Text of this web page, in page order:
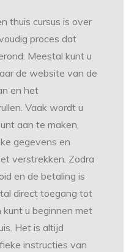
thuis cursus is over
proces dat
Meestal kunt u
de website van de
en het
Vaak wordt u
aan te maken,
gegevens en
verstrekken. Zodra
en de betaling is
direct toegang tot
kunt u beginnen met
Het is altijd
instructies van